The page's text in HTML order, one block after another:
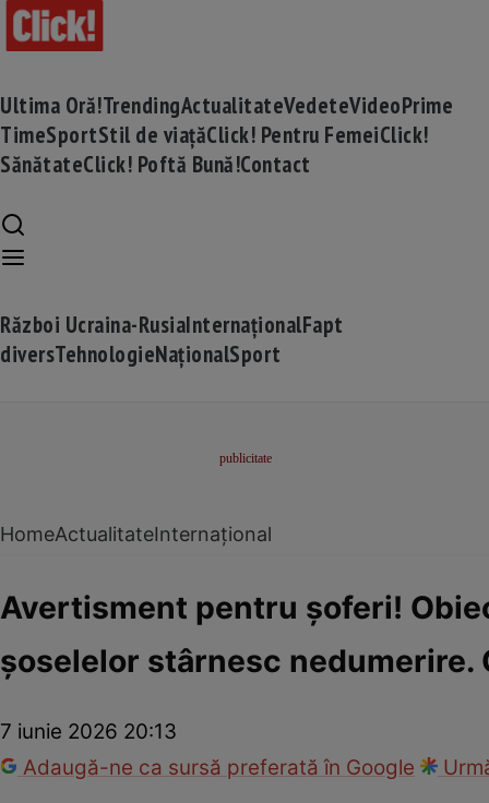
Ultima Oră!TrendingActualitateVedeteVideoPrime
TimeSportStil de viațăClick! Pentru FemeiClick!
SănătateClick! Poftă Bună!Contact
Război Ucraina-RusiaInternaționalFapt
diversTehnologieNaționalSport
HomeActualitateInternațional
Avertisment pentru șoferi!
șoselelor stârnesc nedumerire.
7 iunie 2026 20:13
Adaugă-ne ca sursă preferată în Google